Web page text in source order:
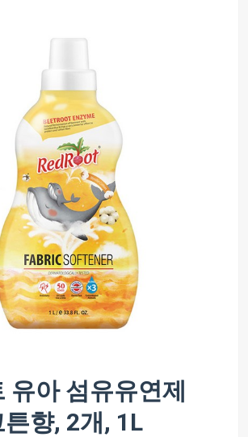
유아 섬유유연제
향, 2개, 1L